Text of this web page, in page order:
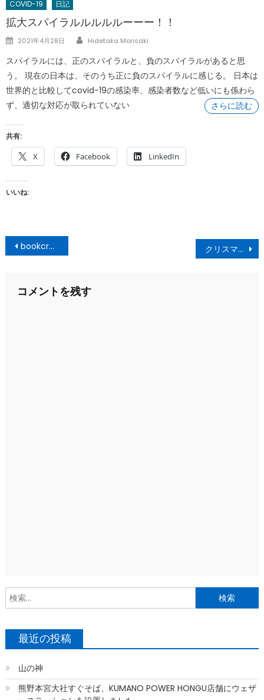
COVID-19 日記
拡大スパイラルルルルルーーー！！
Posted
2021年4月28日 Author
Hidetaka Morisaki
スパイラルには、正のスパイラルと、負のスパイラルがあると思
う。 現在の日本は、そのうち正に負のスパイラルに感じる。 日本は
世界的と比較してcovid-19の感染率、感染者数など低いにも係わら
ず、適切な対応が取られていない
さらに読む
共有:
X Facebook LinkedIn
いいね:
投
稿
ビ
bookcrossingカード、ようやく到着！ クリスマスイブは、男4人で。
コメントを残す
最近の投稿
山の神
熊野本宮大社すぐそば、KUMANO POWER HONGU店舗にウェザ